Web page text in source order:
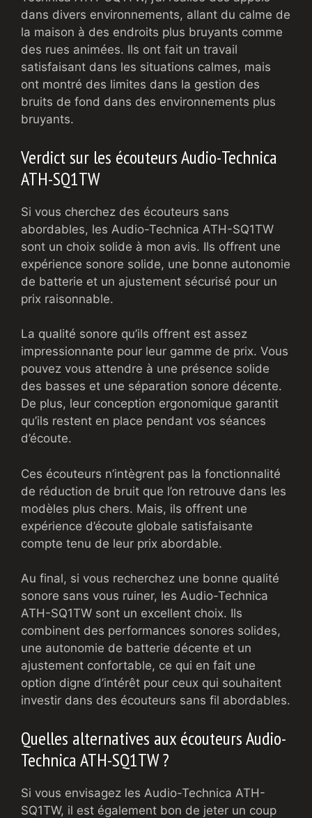
dans divers environnements, allant du calme de
la maison à des endroits plus bruyants comme
des rues animées. Ils ont fait un travail
satisfaisant dans les situations calmes, mais
ont montré des limites dans la gestion des
bruits de fond dans des environnements plus
bruyants.
Verdict sur les écouteurs Audio-Technica
ATH-SQ1TW
Si vous cherchez des écouteurs sans
abordables, les Audio-Technica ATH-SQ1TW
sont un choix solide à mon avis. Ils offrent une
expérience sonore solide, une bonne autonomie
de batterie et un ajustement sécurisé pour un
prix raisonnable.
La qualité sonore qu’ils offrent est assez
impressionnante pour leur gamme de prix. Vous
pouvez vous attendre à une présence solide
des basses et une séparation sonore décente.
De plus, leur conception ergonomique garantit
qu’ils restent en place pendant vos séances
d’écoute.
Ces écouteurs n’intègrent pas la fonctionnalité
de réduction de bruit que l’on retrouve dans les
modèles plus chers. Mais, ils offrent une
expérience d’écoute globale satisfaisante
compte tenu de leur prix abordable.
Au final, si vous recherchez une bonne qualité
sonore sans vous ruiner, les Audio-Technica
ATH-SQ1TW sont un excellent choix. Ils
combinent des performances sonores solides,
une autonomie de batterie décente et un
ajustement confortable, ce qui en fait une
option digne d’intérêt pour ceux qui souhaitent
investir dans des écouteurs sans fil abordables.
Quelles alternatives aux écouteurs Audio-
Technica ATH-SQ1TW ?
Si vous envisagez les Audio-Technica ATH-
SQ1TW, il est également bon de jeter un coup